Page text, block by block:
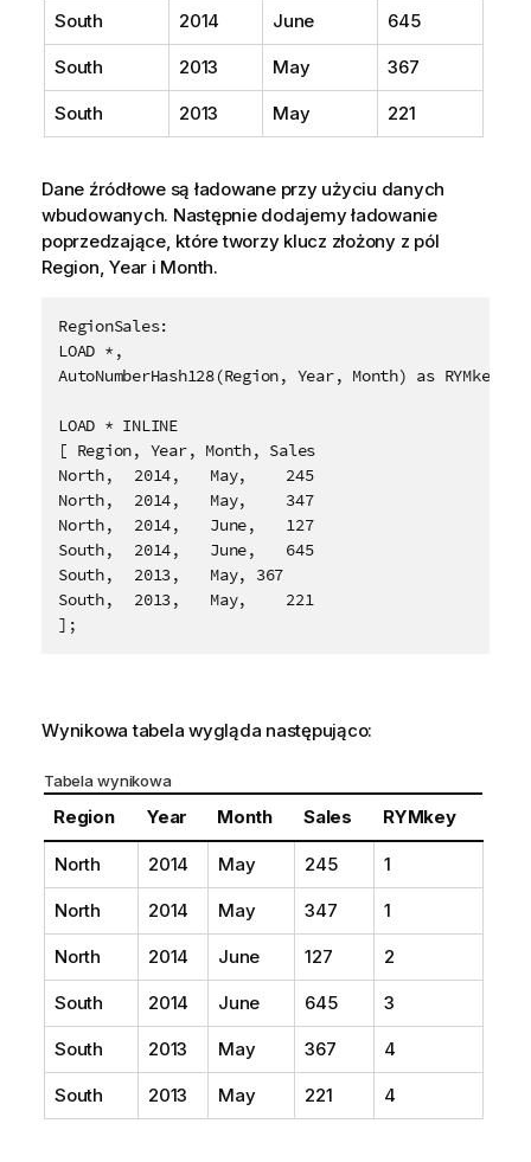
South 2014 June 645
South 2013 May 367
South 2013 May 221
Dane źródłowe są ładowane przy użyciu danych
wbudowanych. Następnie dodajemy ładowanie
poprzedzające, które tworzy klucz złożony z pól
Region Year i Month.
RegionSales:
LOAD *,
AutoNumberHash128(Region, Year, Month) as RYMkey;
LOAD * INLINE
[ Region, Year, Month, Sales
North,	2014,	May,	245
North,	2014,	May,	347
North,	2014,	June,	127
South,	2014,	June,	645
South,	2013,	May, 367
South,	2013,	May,	221
];
Wynikowa tabela wygląda następująco:
Tabela wynikowa
Region Year Month Sales RYMkey
North 2014 May 245 1
North 2014 May 347 1
North 2014 June 127 2
South 2014 June 645 3
South 2013 May 367 4
South 2013 May 221 4